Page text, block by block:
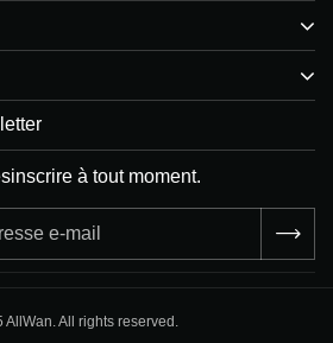
à tout moment.
AllWan. All rights reserved.